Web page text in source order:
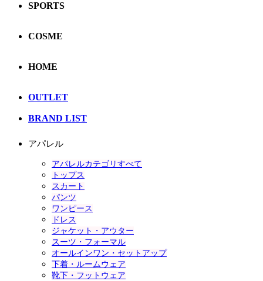
SPORTS
COSME
HOME
OUTLET
BRAND LIST
アパレル
アパレルカテゴリすべて
トップス
スカート
パンツ
ワンピース
ドレス
ジャケット・アウター
スーツ・フォーマル
オールインワン・セットアップ
下着・ルームウェア
靴下・フットウェア